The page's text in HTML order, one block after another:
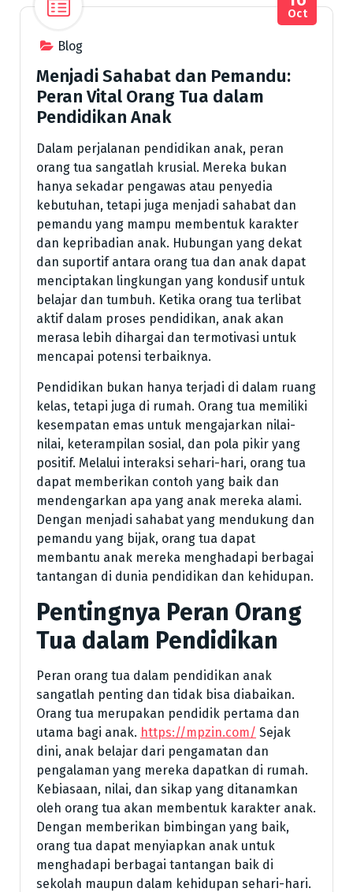
Blog
Oct
Menjadi Sahabat dan Pemandu:
Peran Vital Orang Tua dalam
Pendidikan Anak
Dalam perjalanan pendidikan anak, peran
orang tua sangatlah krusial. Mereka bukan
hanya sekadar pengawas atau penyedia
kebutuhan, tetapi juga menjadi sahabat dan
pemandu yang mampu membentuk karakter
dan kepribadian anak. Hubungan yang dekat
dan suportif antara orang tua dan anak dapat
menciptakan lingkungan yang kondusif untuk
belajar dan tumbuh. Ketika orang tua terlibat
aktif dalam proses pendidikan, anak akan
merasa lebih dihargai dan termotivasi untuk
mencapai potensi terbaiknya.
Pendidikan bukan hanya terjadi di dalam ruang
kelas, tetapi juga di rumah. Orang tua memiliki
kesempatan emas untuk mengajarkan nilai-
nilai, keterampilan sosial, dan pola pikir yang
positif. Melalui interaksi sehari-hari, orang tua
dapat memberikan contoh yang baik dan
mendengarkan apa yang anak mereka alami.
Dengan menjadi sahabat yang mendukung dan
pemandu yang bijak, orang tua dapat
membantu anak mereka menghadapi berbagai
tantangan di dunia pendidikan dan kehidupan.
Pentingnya Peran Orang
Tua dalam Pendidikan
Peran orang tua dalam pendidikan anak
sangatlah penting dan tidak bisa diabaikan.
Orang tua merupakan pendidik pertama dan
utama bagi anak. https://mpzin.com/ Sejak
dini, anak belajar dari pengamatan dan
pengalaman yang mereka dapatkan di rumah.
Kebiasaan, nilai, dan sikap yang ditanamkan
oleh orang tua akan membentuk karakter anak.
Dengan memberikan bimbingan yang baik,
orang tua dapat menyiapkan anak untuk
menghadapi berbagai tantangan baik di
sekolah maupun dalam kehidupan sehari-hari.